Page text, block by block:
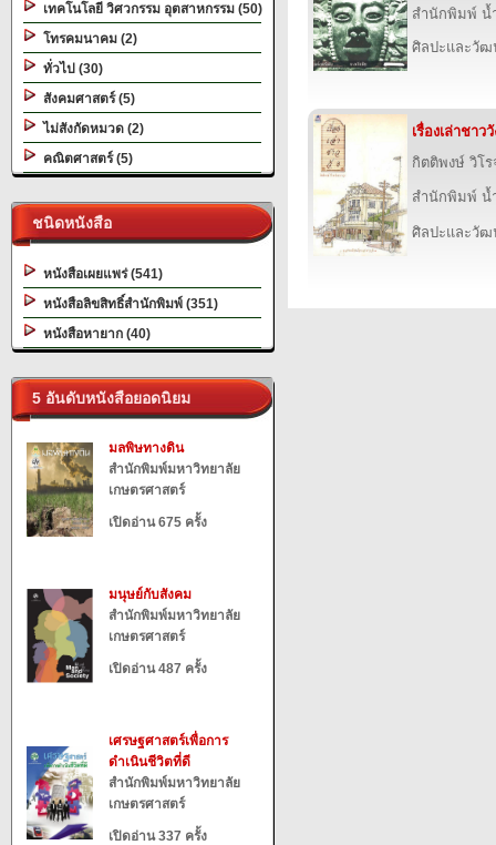
เทคโนโลยี วิศวกรรม อุตสาหกรรม (50)
โทรคมนาคม (2)
ทั่วไป (30)
สังคมศาสตร์ (5)
ไม่สังกัดหมวด (2)
คณิตศาสตร์ (5)
ชนิดหนังสือ
หนังสือเผยแพร่ (541)
หนังสือลิขสิทธิ์สำนักพิมพ์ (351)
หนังสือหายาก (40)
5 อันดับหนังสือยอดนิยม
มลพิษทางดิน
สำนักพิมพ์มหาวิทยาลัย
เกษตรศาสตร์
เปิดอ่าน 675 ครั้ง
มนุษย์กับสังคม
สำนักพิมพ์มหาวิทยาลัย
เกษตรศาสตร์
เปิดอ่าน 487 ครั้ง
เศรษฐศาสตร์เพื่อการ
ดำเนินชีวิตที่ดี
สำนักพิมพ์มหาวิทยาลัย
เกษตรศาสตร์
เปิดอ่าน 337 ครั้ง
สำนักพิมพ์ น้
ศิลปะและวัฒ
เรื่องเล่าชาววั
กิตติพงษ์ วิโ
สำนักพิมพ์ น้
ศิลปะและวัฒ